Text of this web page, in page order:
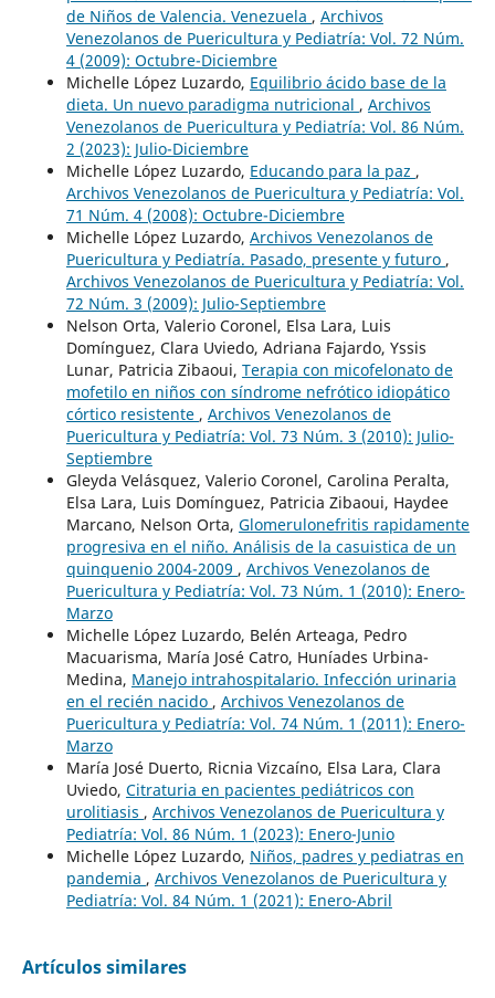
de Niños de Valencia. Venezuela , Archivos
Venezolanos de Puericultura y Pediatría: Vol. 72 Núm.
4 (2009): Octubre-Diciembre
Michelle López Luzardo, Equilibrio ácido base de la
dieta. Un nuevo paradigma nutricional , Archivos
Venezolanos de Puericultura y Pediatría: Vol. 86 Núm.
2 (2023): Julio-Diciembre
Michelle López Luzardo, Educando para la paz ,
Archivos Venezolanos de Puericultura y Pediatría: Vol.
71 Núm. 4 (2008): Octubre-Diciembre
Michelle López Luzardo, Archivos Venezolanos de
Puericultura y Pediatría. Pasado, presente y futuro ,
Archivos Venezolanos de Puericultura y Pediatría: Vol.
72 Núm. 3 (2009): Julio-Septiembre
Nelson Orta, Valerio Coronel, Elsa Lara, Luis
Domínguez, Clara Uviedo, Adriana Fajardo, Yssis
Lunar, Patricia Zibaoui, Terapia con micofelonato de
mofetilo en niños con síndrome nefrótico idiopático
córtico resistente , Archivos Venezolanos de
Puericultura y Pediatría: Vol. 73 Núm. 3 (2010): Julio-
Septiembre
Gleyda Velásquez, Valerio Coronel, Carolina Peralta,
Elsa Lara, Luis Domínguez, Patricia Zibaoui, Haydee
Marcano, Nelson Orta, Glomerulonefritis rapidamente
progresiva en el niño. Análisis de la casuistica de un
quinquenio 2004-2009 , Archivos Venezolanos de
Puericultura y Pediatría: Vol. 73 Núm. 1 (2010): Enero-
Marzo
Michelle López Luzardo, Belén Arteaga, Pedro
Macuarisma, María José Catro, Huníades Urbina-
Medina, Manejo intrahospitalario. Infección urinaria
en el recién nacido , Archivos Venezolanos de
Puericultura y Pediatría: Vol. 74 Núm. 1 (2011): Enero-
Marzo
María José Duerto, Ricnia Vizcaíno, Elsa Lara, Clara
Uviedo, Citraturia en pacientes pediátricos con
urolitiasis , Archivos Venezolanos de Puericultura y
Pediatría: Vol. 86 Núm. 1 (2023): Enero-Junio
Michelle López Luzardo, Niños, padres y pediatras en
pandemia , Archivos Venezolanos de Puericultura y
Pediatría: Vol. 84 Núm. 1 (2021): Enero-Abril
Artículos similares